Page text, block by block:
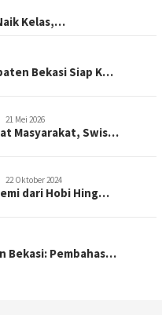
Kelas,…
Bekasi Siap K…
21 Mei 2026
Masyarakat, Swis…
22 Oktober 2024
dari Hobi Hing…
Bekasi: Pembahas…